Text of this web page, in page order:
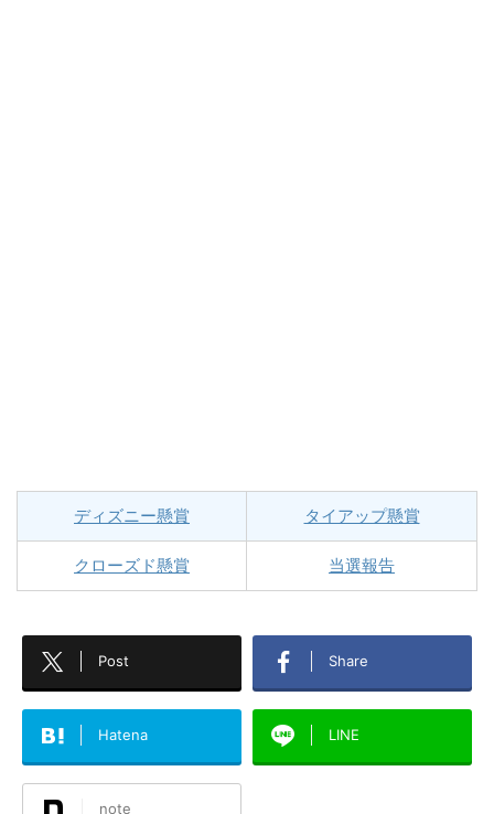
ディズニー懸賞 タイアップ懸賞
クローズド懸賞 当選報告
Post Share
Hatena LINE
note